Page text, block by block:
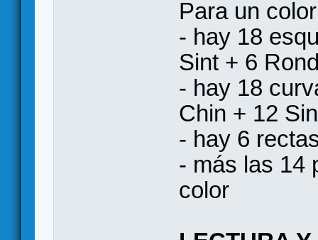
Para un
- hay 18
Sint + 6
- hay 18
Chin + 12
- hay 6
- más las 14
color